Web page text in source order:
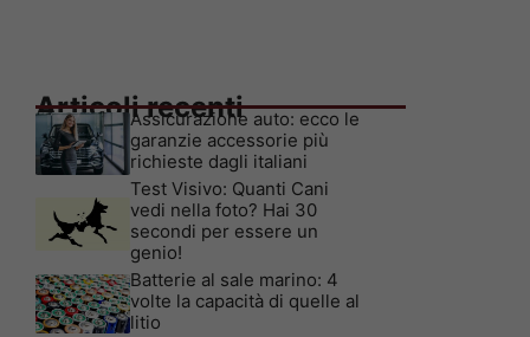
Articoli recenti
Assicurazione auto: ecco le
garanzie accessorie più
richieste dagli italiani
Test Visivo: Quanti Cani
vedi nella foto? Hai 30
secondi per essere un
genio!
Batterie al sale marino: 4
volte la capacità di quelle al
litio